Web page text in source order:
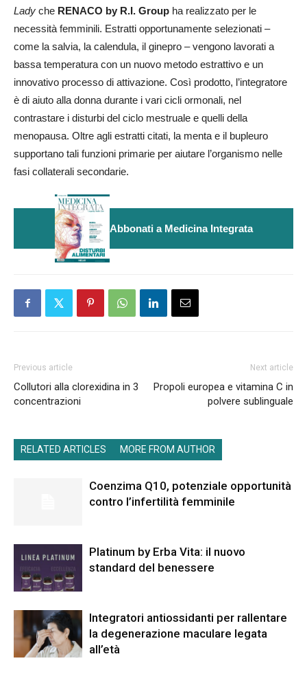
Lady che RENACO by R.I. Group ha realizzato per le
necessità femminili. Estratti opportunamente selezionati –
come la salvia, la calendula, il ginepro – vengono lavorati a
bassa temperatura con un nuovo metodo estrattivo e un
innovativo processo di attivazione. Così prodotto, l’integratore
è di aiuto alla donna durante i vari cicli ormonali, nel
contrastare i disturbi del ciclo mestruale e quelli della
menopausa. Oltre agli estratti citati, la menta e il bupleuro
supportano tali funzioni primarie per aiutare l’organismo nelle
fasi collaterali secondarie.
Abbonati a Medicina Integrata
Previous article
Collutori alla clorexidina in 3
concentrazioni
Next article
Propoli europea e vitamina C in
polvere sublinguale
RELATED ARTICLES MORE FROM AUTHOR
Coenzima Q10, potenziale opportunità
contro l’infertilità femminile
Platinum by Erba Vita: il nuovo
standard del benessere
Integratori antiossidanti per rallentare
la degenerazione maculare legata
all’età